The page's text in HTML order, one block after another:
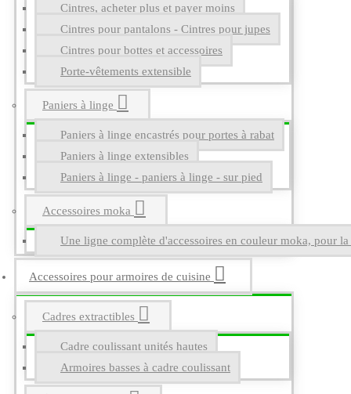
Cintres, acheter plus et payer moins
Cintres pour pantalons - Cintres pour jupes
Cintres pour bottes et accessoires
Porte-vêtements extensible
Paniers à linge
Paniers à linge encastrés pour portes à rabat
Paniers à linge extensibles
Paniers à linge - paniers à linge - sur pied
Accessoires moka
Une ligne complète d'accessoires en couleur moka, pour
Accessoires pour armoires de cuisine
Cadres extractibles
Cadre coulissant unités hautes
Armoires basses à cadre coulissant